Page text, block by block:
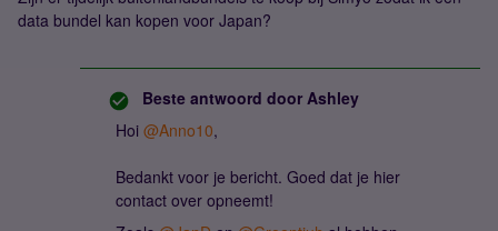
data bundel kan kopen voor Japan?
Beste antwoord door Ashley
Hoi @Anno10,
Bedankt voor je bericht. Goed dat je hier
contact over opneemt!